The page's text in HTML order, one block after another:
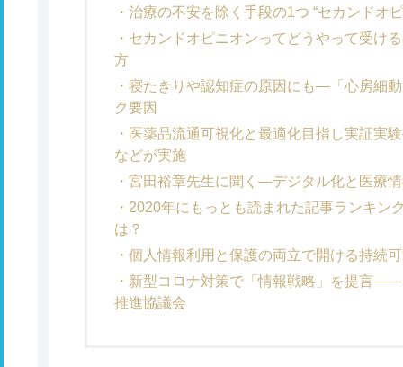
治療の不安を除く手段の1つ “セカンドオ
セカンドオピニオンってどうやって受け
方
寝たきりや認知症の原因にも―「心房細
ク要因
医薬品流通可視化と最適化目指し実証実
などが実施
宮田裕章先生に聞く―デジタル化と医療
2020年にもっとも読まれた記事ランキン
は？
個人情報利用と保護の両立で開ける持続
新型コロナ対策で「情報戦略」を提言
推進協議会